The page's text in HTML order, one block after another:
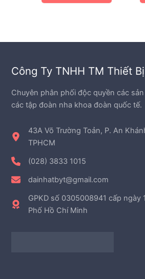
Công Ty TNHH TM Thiết
Chuyên phân phối độc quyền các
các tập đoàn nha khoa đoàn quốc tế.
43A Võ Trường Toản, P. An
TPHCM
(028) 3833 1015
dainhatbyt@gmail.com
GPKD số 0305008941 cấp ngày
Phố Hồ Chí Minh